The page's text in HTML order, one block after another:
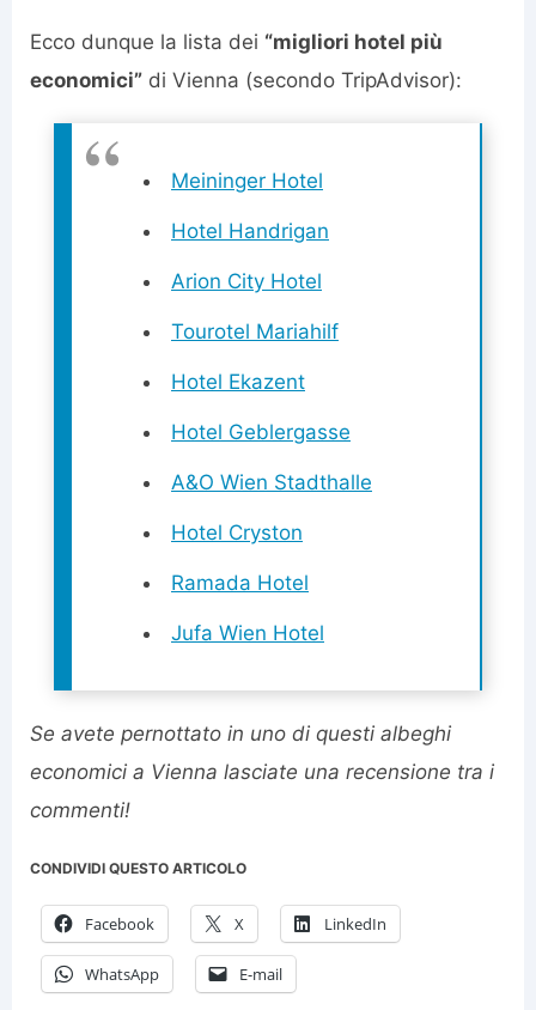
Ecco dunque la lista dei “migliori hotel più
economici” di Vienna (secondo TripAdvisor):
Meininger Hotel
Hotel Handrigan
Arion City Hotel
Tourotel Mariahilf
Hotel Ekazent
Hotel Geblergasse
A&O Wien Stadthalle
Hotel Cryston
Ramada Hotel
Jufa Wien Hotel
Se avete pernottato in uno di questi albeghi
economici a Vienna lasciate una recensione tra i
commenti!
CONDIVIDI QUESTO ARTICOLO
Facebook X LinkedIn
WhatsApp E-mail